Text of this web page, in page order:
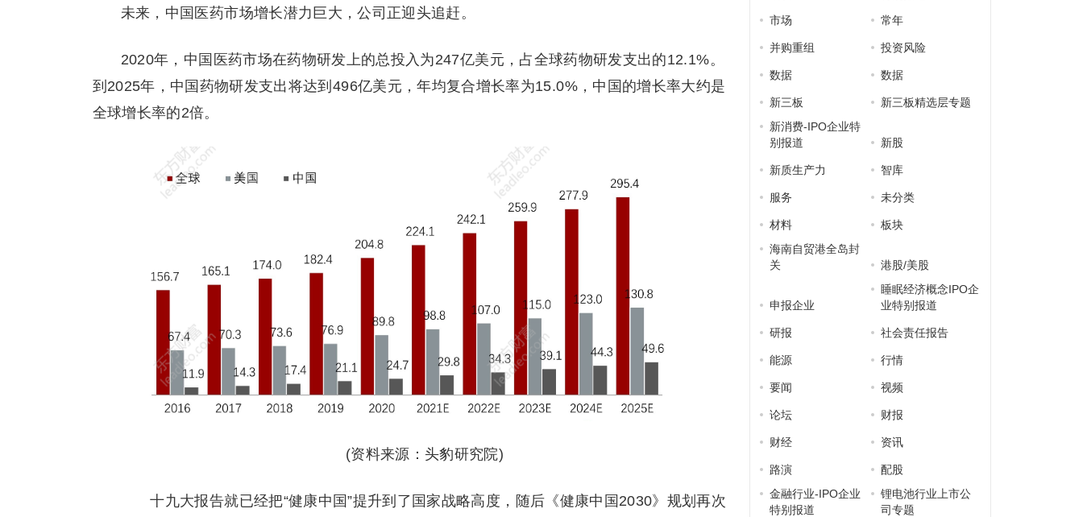
未来，中国医药市场增长潜力巨大，公司正迎头追赶。
2020年，中国医药市场在药物研发上的总投入为247亿美元，占全球药物研发支出的12.1%。
到2025年，中国药物研发支出将达到496亿美元，年均复合增长率为15.0%，中国的增长率大约是
全球增长率的2倍。
(资料来源：头豹研究院)
十九大报告就已经把“健康中国”提升到了国家战略高度，随后《健康中国2030》规划再次
市场 常年
并购重组 投资风险
数据 数据
新三板
新三板精选层专题
新消费-IPO企业特
别报道
新股
新质生产力 智库
服务 未分类
材料
板块
海南自贸港全岛封
关
港股/美股
申报企业
睡眠经济概念IPO企
业特别报道
研报 社会责任报告
能源 行情
要闻 视频
论坛 财报
财经 资讯
路演
配股
金融行业-IPO企业
特别报道
锂电池行业上市公
司专题